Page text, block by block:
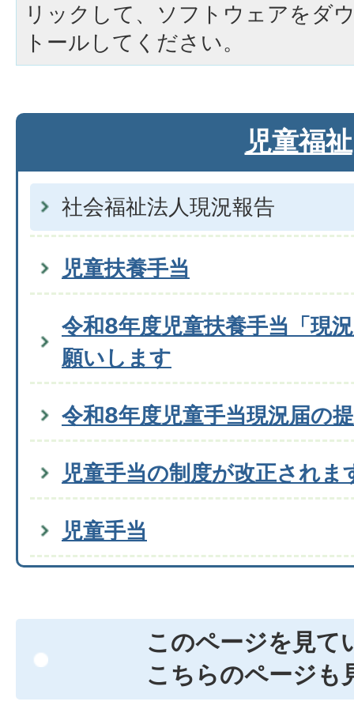
リックして、ソフトウェアをダ
トールしてください。
児童福祉
社会福祉法人現況報告
児童扶養手当
令和8年度児童扶養手当「現
願いします
令和8年度児童手当現況届の
児童手当の制度が改正されま
児童手当
このページを見て
こちらのページも